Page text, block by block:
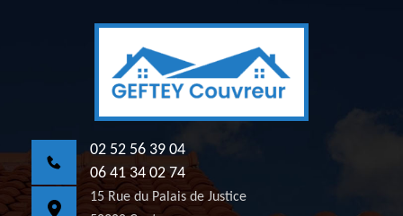
02 52 56 39 04
06 41 34 02 74
15 Rue du Palais de Justice